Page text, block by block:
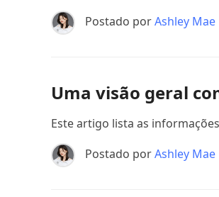
Postado porAshley Mae
Uma visão geral
Este artigo lista as
Postado porAshley Mae